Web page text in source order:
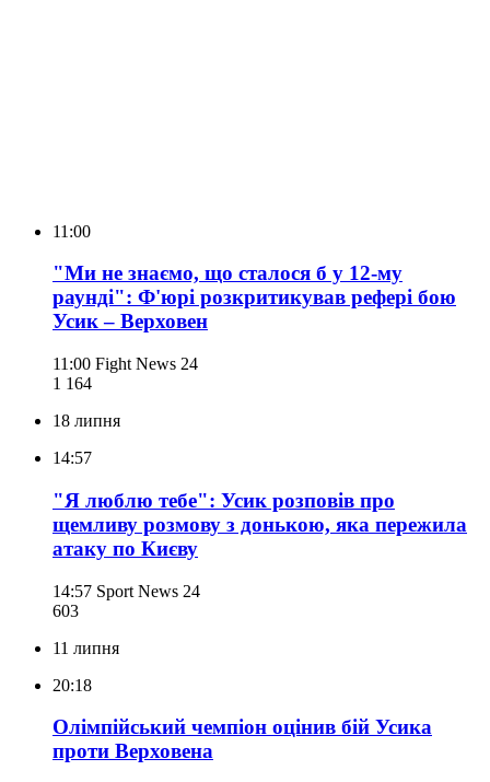
11:00
"Ми не знаємо, що сталося б у 12-му
раунді": Ф'юрі розкритикував рефері бою
Усик – Верховен
11:00 Fight News 24
1 164
18 липня
14:57
"Я люблю тебе": Усик розповів про
щемливу розмову з донькою, яка пережила
атаку по Києву
14:57 Sport News 24
603
11 липня
20:18
Олімпійський чемпіон оцінив бій Усика
проти Верховена